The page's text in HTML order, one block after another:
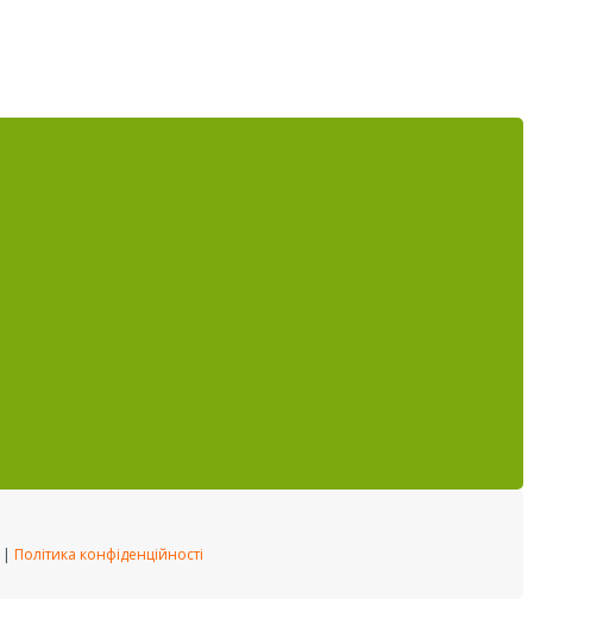
| Політика конфіденційності